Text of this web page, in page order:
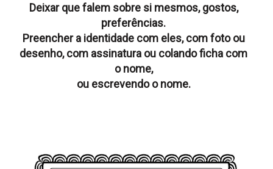
Deixar que falem sobre si mesmos, gostos,
preferências.
Preencher a identidade com eles, com foto ou
desenho, com assinatura ou colando ficha com
o nome,
ou escrevendo o nome.